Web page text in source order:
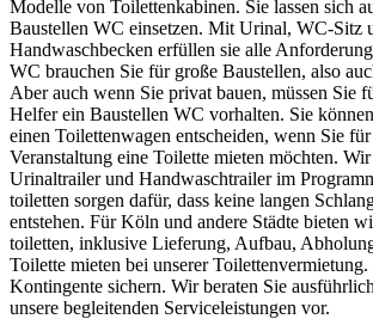
Modelle von Toilettenkabinen. Sie lassen sich
Baustellen WC einsetzen. Mit Urinal, WC-Sitz
Handwaschbecken erfüllen sie alle
WC brauchen Sie für große Baustellen, also
Aber auch wenn Sie privat bauen, müssen Sie
Helfer ein Baustellen WC vorhalten. Sie
einen Toilettenwagen entscheiden, wenn Sie
Veranstaltung eine Toilette mieten möchten.
Urinaltrailer und Handwaschtrailer im
toiletten sorgen dafür, dass keine langen
entstehen. Für Köln und andere Städte bieten
toiletten, inklusive Lieferung, Aufbau,
Toilette mieten bei unserer Toilettenvermietung.
Kontingente sichern. Wir beraten Sie
unsere begleitenden Serviceleistungen vor.